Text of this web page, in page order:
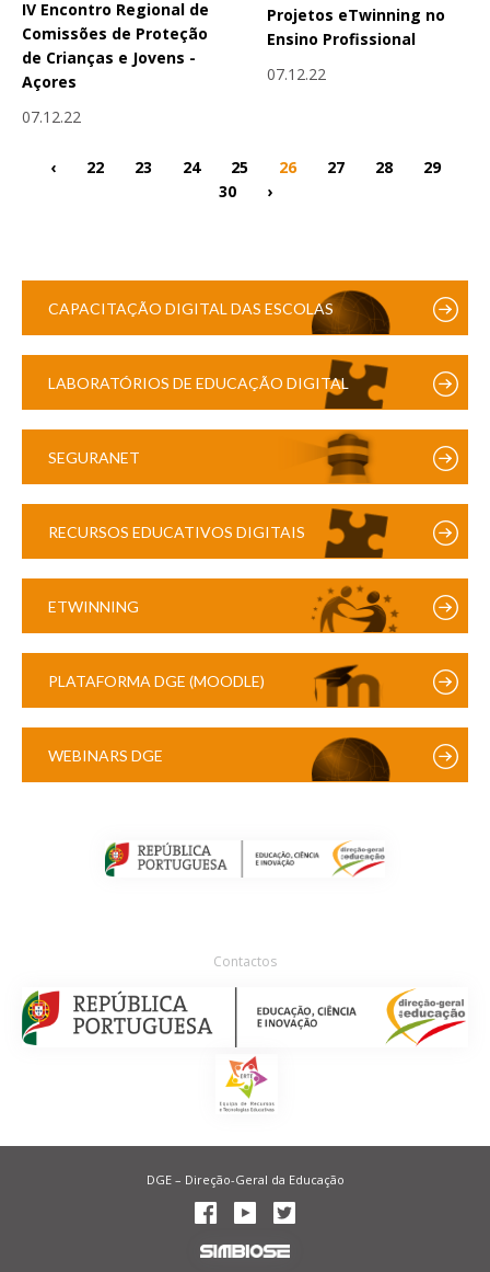
IV Encontro Regional de
Comissões de Proteção
de Crianças e Jovens -
Açores
07.12.22
Projetos eTwinning no
Ensino Profissional
07.12.22
‹ 22 23 24 25 26 27 28
29
30
›
CAPACITAÇÃO DIGITAL DAS ESCOLAS
LABORATÓRIOS DE EDUCAÇÃO DIGITAL
SEGURANET
RECURSOS EDUCATIVOS DIGITAIS
ETWINNING
PLATAFORMA DGE (MOODLE)
WEBINARS DGE
Contactos
DGE – Direção-Geral da Educação